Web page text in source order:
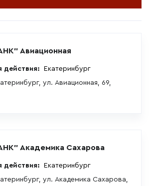
Авиационная
действия:
Екатеринбург
ул. Авиационная, 69,
Академика Сахарова
действия:
Екатеринбург
ул. Академика Сахарова,